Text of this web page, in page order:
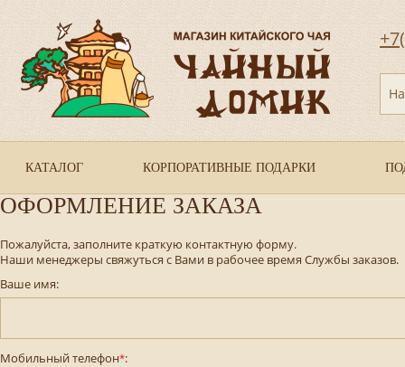
КАТАЛОГ КОРПОРАТИВНЫЕ ПОДАРКИ
ОФОРМЛЕНИЕ ЗАКАЗА
Пожалуйста, заполните краткую контактную форму.
Наши менеджеры свяжуться с Вами в рабочее время Службы заказов.
Ваше имя:
Мобильный телефон*: